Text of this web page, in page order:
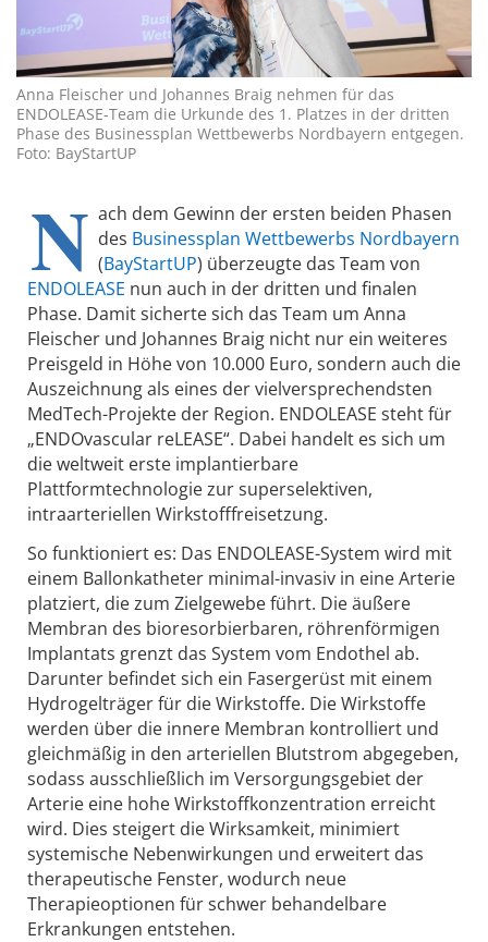
Anna Fleischer und Johannes Braig nehmen für das
ENDOLEASE-Team die Urkunde des 1. Platzes in der dritten
Phase des Businessplan Wettbewerbs Nordbayern entgegen.
Foto: BayStartUP
N ach dem Gewinn der ersten beiden Phasen
des Businessplan Wettbewerbs Nordbayern
(BayStartUP) überzeugte das Team von
ENDOLEASE nun auch in der dritten und finalen
Phase. Damit sicherte sich das Team um Anna
Fleischer und Johannes Braig nicht nur ein weiteres
Preisgeld in Höhe von 10.000 Euro, sondern auch die
Auszeichnung als eines der vielversprechendsten
MedTech-Projekte der Region. ENDOLEASE steht für
„ENDOvascular reLEASE“. Dabei handelt es sich um
die weltweit erste implantierbare
Plattformtechnologie zur superselektiven,
intraarteriellen Wirkstofffreisetzung.
So funktioniert es: Das ENDOLEASE-System wird mit
einem Ballonkatheter minimal-invasiv in eine Arterie
platziert, die zum Zielgewebe führt. Die äußere
Membran des bioresorbierbaren, röhrenförmigen
Implantats grenzt das System vom Endothel ab.
Darunter befindet sich ein Fasergerüst mit einem
Hydrogelträger für die Wirkstoffe. Die Wirkstoffe
werden über die innere Membran kontrolliert und
gleichmäßig in den arteriellen Blutstrom abgegeben,
sodass ausschließlich im Versorgungsgebiet der
Arterie eine hohe Wirkstoffkonzentration erreicht
wird. Dies steigert die Wirksamkeit, minimiert
systemische Nebenwirkungen und erweitert das
therapeutische Fenster, wodurch neue
Therapieoptionen für schwer behandelbare
Erkrankungen entstehen.